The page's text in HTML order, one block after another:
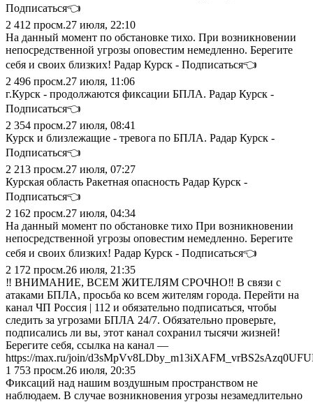
Подписаться👈
2 412 просм.27 июля, 22:10
На данный момент по обстановке тихо. При возникновении
непосредственной угрозы оповестим немедленно. Берегите
себя и своих близких! Радар Курск - Подписаться👈
2 496 просм.27 июля, 11:06
г.Курск - продолжаются фиксации БПЛА. Радар Курск -
Подписаться👈
2 354 просм.27 июля, 08:41
Курск и близлежащие - тревога по БПЛА. Радар Курск -
Подписаться👈
2 213 просм.27 июля, 07:27
Курская область Ракетная опасность Радар Курск -
Подписаться👈
2 162 просм.27 июля, 04:34
На данный момент по обстановке тихо При возникновении
непосредственной угрозы оповестим немедленно. Берегите
себя и своих близких! Радар Курск - Подписаться👈
2 172 просм.26 июля, 21:35
‼️ ВНИМАНИЕ, ВСЕМ ЖИТЕЛЯМ СРОЧНО‼️ В связи с
атаками БПЛА, просьба ко всем жителям города. Перейти на
канал ЧП Россия | 112 и обязательно подписаться, чтобы
следить за угрозами БПЛА 24/7. Обязательно проверьте,
подписались ли вы, этот канал сохранил тысячи жизней!
Берегите себя, ссылка на канал —
https://max.ru/join/
1 753 просм.26 июля, 20:35
Фиксаций над нашим воздушным пространством не
наблюдаем. В случае возникновения угрозы незамедлительно